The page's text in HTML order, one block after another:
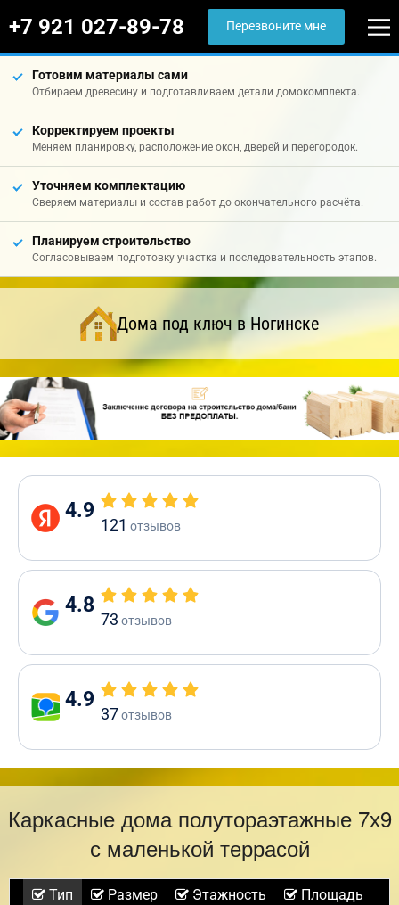
+7 921 027-89-78 Перезвоните мне
Готовим материалы сами
Отбираем древесину и подготавливаем детали домокомплекта.
Корректируем проекты
Меняем планировку, расположение окон, дверей и перегородок.
Уточняем комплектацию
Сверяем материалы и состав работ до окончательного расчёта.
Планируем строительство
Согласовываем подготовку участка и последовательность этапов.
Дома под ключ в Ногинске
4.9
121 отзывов
4.8
73 отзывов
4.9
37отзывов
Каркасные дома полутораэтажные 7х9
с маленькой террасой
Тип Размер Этажность
Площадь